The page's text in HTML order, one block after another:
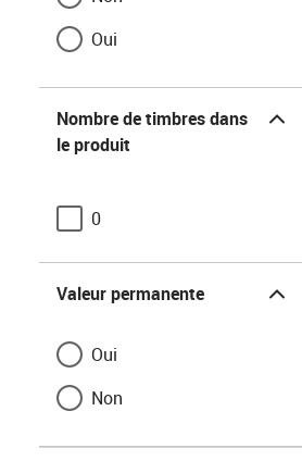
Oui
Nombre de timbres dans
le produit
0
Valeur permanente
Oui
Non